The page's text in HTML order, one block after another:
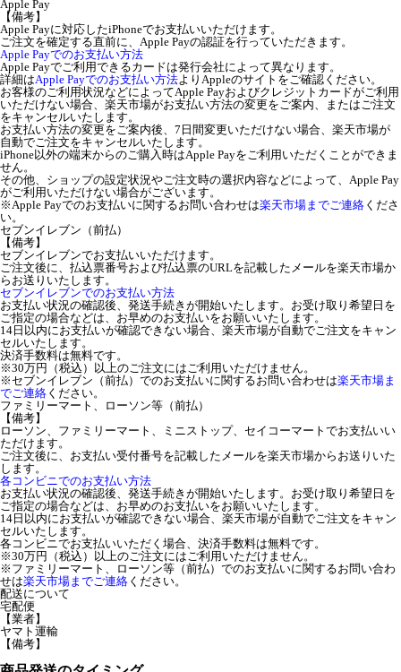
Apple Pay
【備考】
Apple Payに対応したiPhoneでお支払いいただけます。
ご注文を確定する直前に、Apple Payの認証を行っていただきます。
Apple Payでのお支払い方法
Apple Payでご利用できるカードは発行会社によって異なります。
詳細はApple Payでのお支払い方法よりAppleのサイトをご確認ください。
お客様のご利用状況などによってApple Payおよびクレジットカードがご利用
いただけない場合、楽天市場がお支払い方法の変更をご案内、またはご注文
をキャンセルいたします。
お支払い方法の変更をご案内後、7日間変更いただけない場合、楽天市場が
自動でご注文をキャンセルいたします。
iPhone以外の端末からのご購入時はApple Payをご利用いただくことができま
せん。
その他、ショップの設定状況やご注文時の選択内容などによって、Apple Pay
がご利用いただけない場合がございます。
※Apple Payでのお支払いに関するお問い合わせは楽天市場までご連絡 くださ
い。
セブンイレブン（前払）
【備考】
セブンイレブンでお支払いいただけます。
ご注文後に、払込票番号および払込票のURLを記載したメールを楽天市場か
らお送りいたします。
セブンイレブンでのお支払い方法
お支払い状況の確認後、発送手続きが開始いたします。お受け取り希望日を
ご指定の場合などは、お早めのお支払いをお願いいたします。
14日以内にお支払いが確認できない場合、楽天市場が自動でご注文をキャン
セルいたします。
決済手数料は無料です。
※30万円（税込）以上のご注文にはご利用いただけません。
※セブンイレブン（前払）でのお支払いに関するお問い合わせは楽天市場ま
でご連絡 ください。
ファミリーマート、ローソン等（前払）
【備考】
ローソン、ファミリーマート、ミニストップ、セイコーマートでお支払いい
ただけます。
ご注文後に、お支払い受付番号を記載したメールを楽天市場からお送りいた
します。
各コンビニでのお支払い方法
お支払い状況の確認後、発送手続きが開始いたします。お受け取り希望日を
ご指定の場合などは、お早めのお支払いをお願いいたします。
14日以内にお支払いが確認できない場合、楽天市場が自動でご注文をキャン
セルいたします。
各コンビニでお支払いいただく場合、決済手数料は無料です。
※30万円（税込）以上のご注文にはご利用いただけません。
※ファミリーマート、ローソン等（前払）でのお支払いに関するお問い合わ
せは楽天市場までご連絡 ください。
配送について
宅配便
【業者】
ヤマト運輸
【備考】